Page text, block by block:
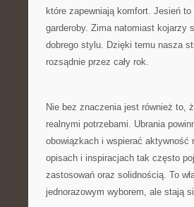
które zapewniają komfort. Jesień
garderoby. Zima natomiast kojarzy
dobrego stylu. Dzięki temu nasza
rozsądnie przez cały rok.
Nie bez znaczenia jest również to,
realnymi potrzebami. Ubrania
obowiązkach i wspierać aktywność
opisach i inspiracjach tak często
zastosowań oraz solidnością. To
jednorazowym wyborem, ale stają